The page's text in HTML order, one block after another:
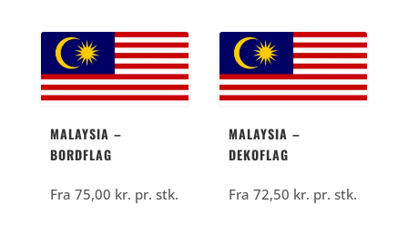
MALAYSIA –
BORDFLAG
Fra 75,00 kr. pr. stk.
MALAYSIA –
DEKOFLAG
Fra72,50 kr. pr. stk.